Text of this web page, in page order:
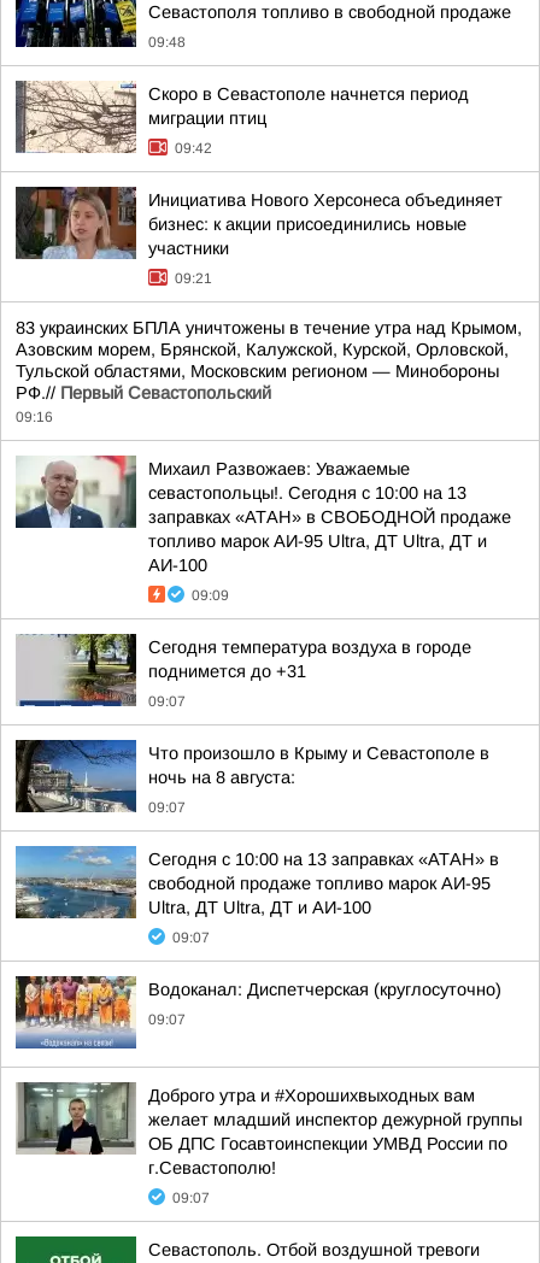
Севастополя топливо в свободной продаже
09:48
Скоро в Севастополе начнется период
миграции птиц
09:42
Инициатива Нового Херсонеса объединяет
бизнес: к акции присоединились новые
участники
09:21
83 украинских БПЛА уничтожены в течение утра над Крымом,
Азовским морем, Брянской, Калужской, Курской, Орловской,
Тульской областями, Московским регионом — Минобороны
РФ.// Первый Севастопольский
09:16
Михаил Развожаев: Уважаемые
севастопольцы!. Сегодня с 10:00 на 13
заправках «АТАН» в СВОБОДНОЙ продаже
топливо марок АИ-95 Ultra, ДТ Ultra, ДТ и
АИ-100
09:09
Сегодня температура воздуха в городе
поднимется до +31
09:07
Что произошло в Крыму и Севастополе в
ночь на 8 августа:
09:07
Сегодня с 10:00 на 13 заправках «АТАН» в
свободной продаже топливо марок АИ-95
Ultra, ДТ Ultra, ДТ и АИ-100
09:07
Водоканал: Диспетчерская (круглосуточно)
09:07
Доброго утра и #Хорошихвыходных вам
желает младший инспектор дежурной группы
ОБ ДПС Госавтоинспекции УМВД России по
г.Севастополю!
09:07
Севастополь. Отбой воздушной тревоги